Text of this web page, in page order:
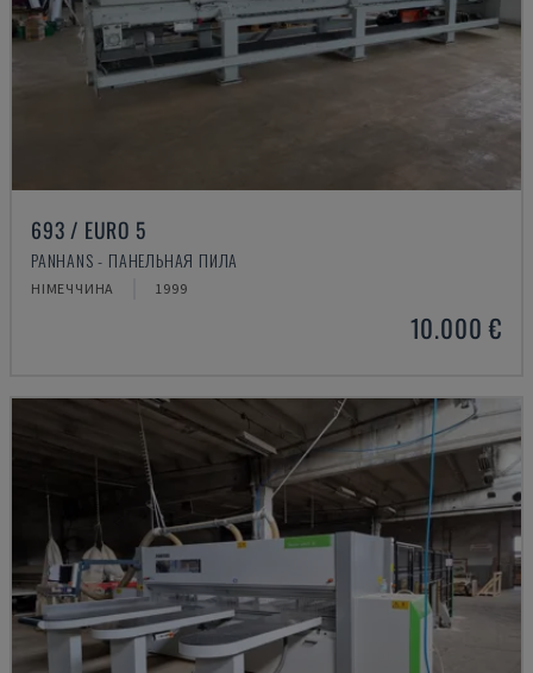
693 / EURO 5
PANHANS - ПАНЕЛЬНАЯ ПИЛА
НІМЕЧЧИНА 1999
10.000 €